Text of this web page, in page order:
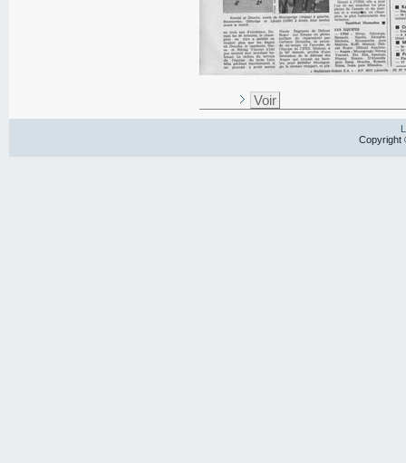
Voir
Copyright